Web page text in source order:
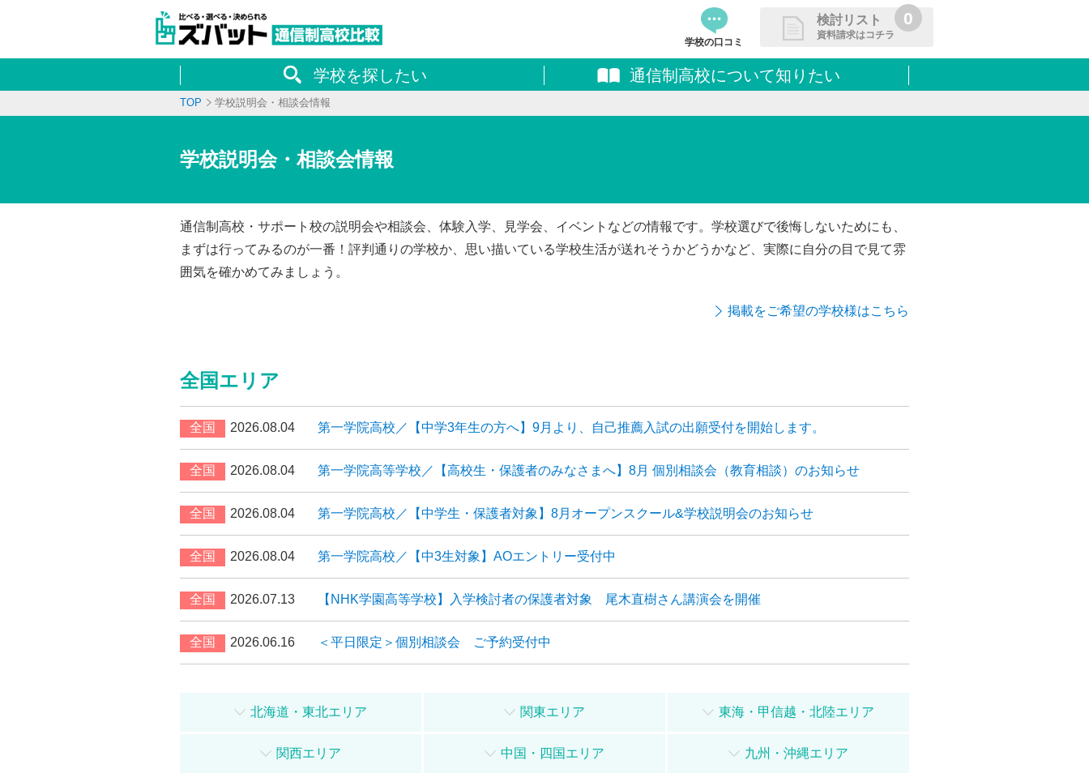
学校の口コミ
検討リスト
資料請求はコチラ
0
資料請求リストに追加しました
追加した学校を一覧で確認・まとめて資
学校を探したい 通信制高校について知りたい
TOP 学校説明会・相談会情報
学校説明会・相談会情報
通信制高校・サポート校の説明会や相談会、体験入学、見学会、イベントなどの情報です。学校選びで後悔しないためにも、
まずは行ってみるのが一番！評判通りの学校か、思い描いている学校生活が送れそうかどうかなど、実際に自分の目で見て雰
囲気を確かめてみましょう。
掲載をご希望の学校様はこちら
全国エリア
全国 2026.08.04 第一学院高校／【中学3年生の方へ】9月より、自己推薦入試の出願受付を開始します。
全国 2026.08.04 第一学院高等学校／【高校生・保護者のみなさまへ】8月 個別相談会（教育相談）のお知らせ
全国 2026.08.04 第一学院高校／【中学生・保護者対象】8月オープンスクール&学校説明会のお知らせ
全国 2026.08.04 第一学院高校／【中3生対象】AOエントリー受付中
全国 2026.07.13 【NHK学園高等学校】入学検討者の保護者対象 尾木直樹さん講演会を開催
全国 2026.06.16 ＜平日限定＞個別相談会 ご予約受付中
北海道・東北エリア 関東エリア 東海・甲信越・北陸エリア
関西エリア 中国・四国エリア 九州・沖縄エリア